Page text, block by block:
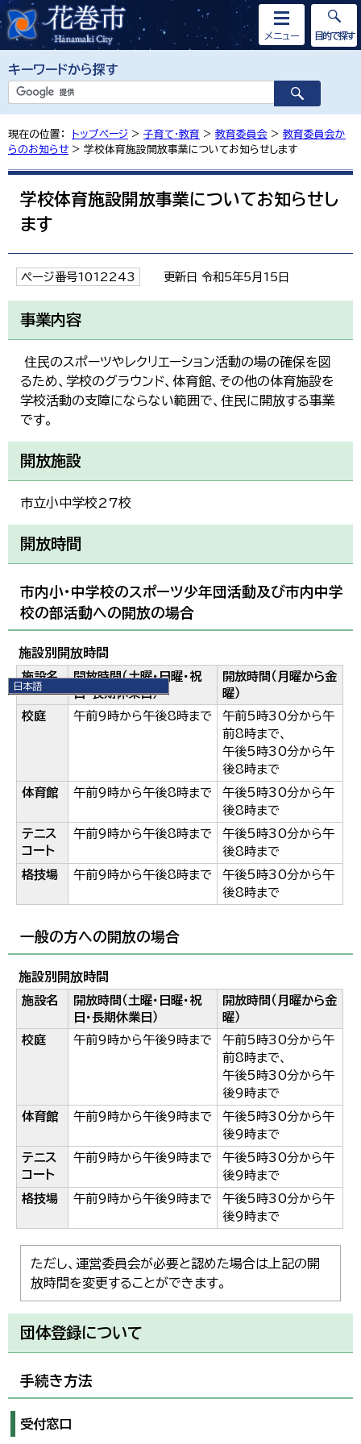
キーワードから探す
メニュー
日本語
English
目的で探す
現在の位置： トップページ > 子育て・教育 > 教育委員会 > 教育委員会か
らのお知らせ > 学校体育施設開放事業についてお知らせします
学校体育施設開放事業についてお知らせし
ます
ページ番号1012243 更新日 令和5年5月15日
事業内容
住民のスポーツやレクリエーション活動の場の確保を図
るため、学校のグラウンド、体育館、その他の体育施設を
学校活動の支障にならない範囲で、住民に開放する事業
です。
開放施設
市立小中学校27校
開放時間
市内小・中学校のスポーツ少年団活動及び市内中学
校の部活動への開放の場合
施設別開放時間
施設名
開放時間（土曜・日曜・祝
日・長期休業日）
開放時間（月曜から金
曜）
校庭
午前9時から午後8時まで
午前5時30分から午
前8時まで、
午後5時30分から午
後8時まで
体育館
午前9時から午後8時まで
午後5時30分から午
後8時まで
テニス
コート
午前9時から午後8時まで
午後5時30分から午
後8時まで
格技場
午前9時から午後8時まで
午後5時30分から午
後8時まで
一般の方への開放の場合
施設別開放時間
施設名
開放時間（土曜・日曜・祝
日・長期休業日）
開放時間（月曜から金
曜）
校庭
午前9時から午後9時まで
午前5時30分から午
前8時まで、
午後5時30分から午
後9時まで
体育館
午前9時から午後9時まで
午後5時30分から午
後9時まで
テニス
コート
午前9時から午後9時まで
午後5時30分から午
後9時まで
格技場
午前9時から午後9時まで
午後5時30分から午
後9時まで
ただし、運営委員会が必要と認めた場合は上記の開
放時間を変更することができます。
団体登録について
手続き方法
受付窓口